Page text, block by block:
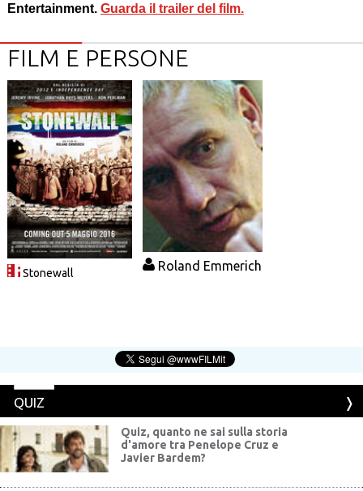
Entertainment. Guarda il trailer del film.
FILM E PERSONE
Stonewall
Roland Emmerich
QUIZ
Quiz, quanto ne sai sulla storia
d'amore tra Penelope Cruz e
Javier Bardem?